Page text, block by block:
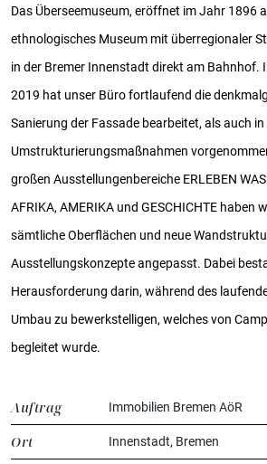
Das Überseemuseum, eröffnet im Jahr 1896
ethnologisches Museum mit überregionaler
in der Bremer Innenstadt direkt am Bahnhof.
2019 hat unser Büro fortlaufend die
Sanierung der Fassade bearbeitet, als auch
Umstrukturierungsmaßnahmen
großen Ausstellungenbereiche ERLEBEN WAS
AFRIKA, AMERIKA und GESCHICHTE haben
sämtliche Oberflächen und neue
Ausstellungskonzepte angepasst. Dabei
Herausforderung darin, während des
Umbau zu bewerkstelligen, welches von
begleitet wurde.
Auftrag Immobilien Bremen AöR
Ort Innenstadt, Bremen